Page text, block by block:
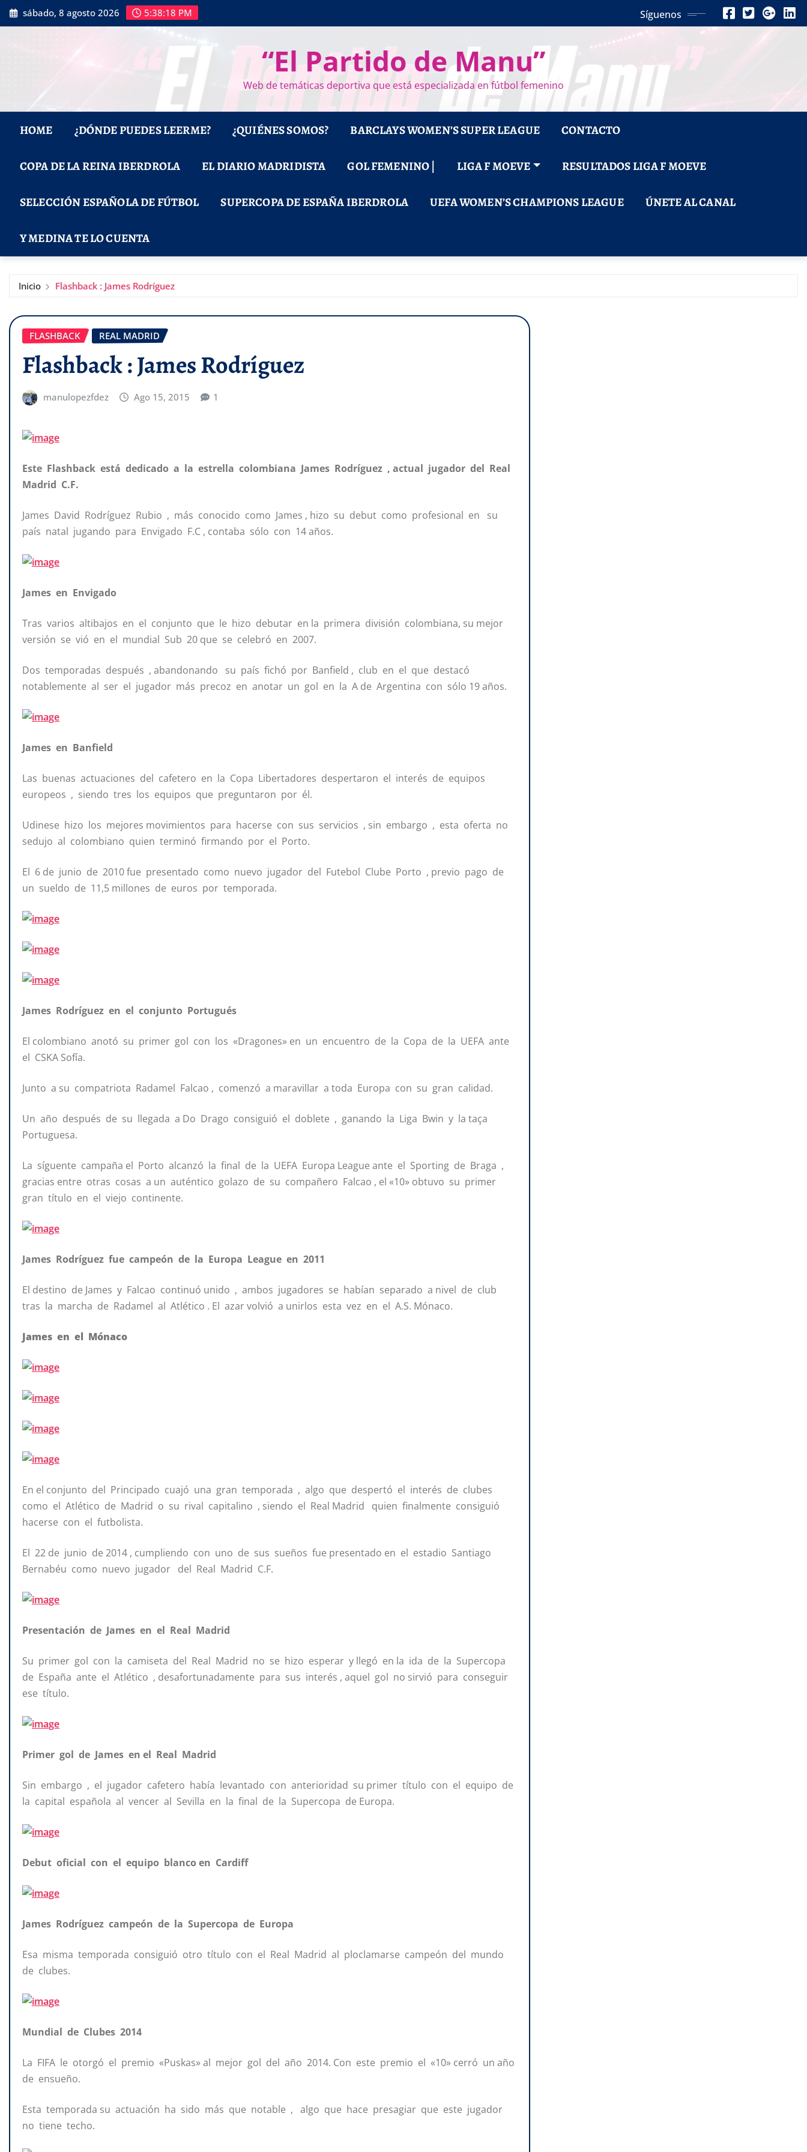
Saltar
al
sábado, 8 agosto 2026 5:38:19 PM Síguenos
“El Partido de Manu”
Web de temáticas deportiva que está especializada en fútbol femenino
HOME ¿DÓNDE PUEDES LEERME? ¿QUIÉNES SOMOS? BARCLAYS WOMEN’S SUPER LEAGUE CONTACTO
COPA DE LA REINA IBERDROLA EL DIARIO MADRIDISTA GOL FEMENINO | LIGA F MOEVE RESULTADOS LIGA F MOEVE
SELECCIÓN ESPAÑOLA DE FÚTBOL SUPERCOPA DE ESPAÑA IBERDROLA UEFA WOMEN’S CHAMPIONS LEAGUE ÚNETE AL CANAL
Y MEDINA TE LO CUENTA
Inicio Flashback : James Rodríguez
FLASHBACK REAL MADRID
Flashback : James Rodríguez
manulopezfdez Ago 15, 2015 1
Este Flashback está dedicado a la estrella colombiana James Rodríguez , actual jugador del Real
Madrid C.F.
James David Rodríguez Rubio , más conocido como James , hizo su debut como profesional en su
país natal jugando para Envigado F.C , contaba sólo con 14 años.
James en Envigado
Tras varios altibajos en el conjunto que le hizo debutar en la primera división colombiana, su mejor
versión se vió en el mundial Sub 20 que se celebró en 2007.
Dos temporadas después , abandonando su país fichó por Banfield , club en el que destacó
notablemente al ser el jugador más precoz en anotar un gol en la A de Argentina con sólo 19 años.
James en Banfield
Las buenas actuaciones del cafetero en la Copa Libertadores despertaron el interés de equipos
europeos , siendo tres los equipos que preguntaron por él.
Udinese hizo los mejores movimientos para hacerse con sus servicios , sin embargo , esta oferta no
sedujo al colombiano quien terminó firmando por el Porto.
El 6 de junio de 2010 fue presentado como nuevo jugador del Futebol Clube Porto , previo pago de
un sueldo de 11,5 millones de euros por temporada.
James Rodríguez en el conjunto Portugués
El colombiano anotó su primer gol con los «Dragones» en un encuentro de la Copa de la UEFA ante
el CSKA Sofía.
Junto a su compatriota Radamel Falcao , comenzó a maravillar a toda Europa con su gran calidad.
Un año después de su llegada a Do Drago consiguió el doblete , ganando la Liga Bwin y la taça
Portuguesa.
La síguente campaña el Porto alcanzó la final de la UEFA Europa League ante el Sporting de Braga ,
gracias entre otras cosas a un auténtico golazo de su compañero Falcao , el «10» obtuvo su primer
gran título en el viejo continente.
James Rodríguez fue campeón de la Europa League en 2011
El destino de James y Falcao continuó unido , ambos jugadores se habían separado a nivel de club
tras la marcha de Radamel al Atlético . El azar volvió a unirlos esta vez en el A.S. Mónaco.
James en el Mónaco
En el conjunto del Principado cuajó una gran temporada , algo que despertó el interés de clubes
como el Atlético de Madrid o su rival capitalino , siendo el Real Madrid quien finalmente consiguió
hacerse con el futbolista.
El 22 de junio de 2014 , cumpliendo con uno de sus sueños fue presentado en el estadio Santiago
Bernabéu como nuevo jugador del Real Madrid C.F.
Presentación de James en el Real Madrid
Su primer gol con la camiseta del Real Madrid no se hizo esperar y llegó en la ida de la Supercopa
de España ante el Atlético , desafortunadamente para sus interés , aquel gol no sirvió para conseguir
ese título.
Primer gol de James en el Real Madrid
Sin embargo , el jugador cafetero había levantado con anterioridad su primer título con el equipo de
la capital española al vencer al Sevilla en la final de la Supercopa de Europa.
Debut oficial con el equipo blanco en Cardiff
James Rodríguez campeón de la Supercopa de Europa
Esa misma temporada consiguió otro título con el Real Madrid al ploclamarse campeón del mundo
de clubes.
Mundial de Clubes 2014
La FIFA le otorgó el premio «Puskas» al mejor gol del año 2014. Con este premio el «10» cerró un año
de ensueño.
Esta temporada su actuación ha sido más que notable , algo que hace presagiar que este jugador
no tiene techo.